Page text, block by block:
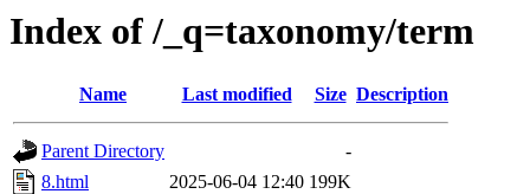
Index of /_q=taxonomy/term
Name Last modified Size Description
Parent Directory
-
8.html
2025-06-04 12:40 199K